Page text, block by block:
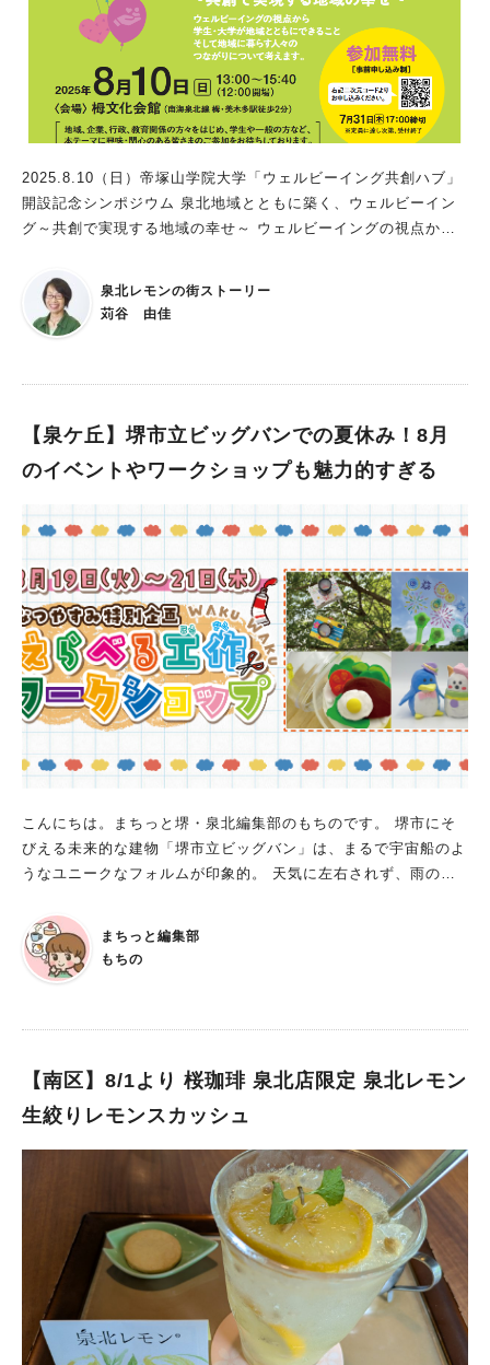
館してしまう前に、見学するチャンスです。 赤ちゃんや子ども
と一緒にコンサートを楽しめる、というのも嬉しい経験になるで
てくださいね。 ※写真は主催者提供
2025.8.10（日）帝塚山学院大学「ウェルビーイング共創ハブ」
開設記念シンポジウム 泉北地域とともに築く、ウェルビーイン
グ～共創で実現する地域の幸せ～ ウェルビーイングの視点から
人々のつながりについて考えるシンポジウムです。 ◎地域、企
業、行政、教育関係の方々をはじめ、学生や一般の方など、 本
テーマに興味・関心のある皆さまは、ぜひ、ご参加ください。
ますが、【8/9（土）17:00まで申し込みが可能】です。 帝塚山
区晴美台4-2-2（社会連携機構内） TEL.072-247-4567 Mail：os
oc@tezuka-gu.ac.jp 帝塚山学院大学では「ウェルビーイング共
創ハブ」が4月に誕生 以前より泉北の魅力を強化する泉北レモン
🄬プロジェクトとして、泉北レモンの街ストーリーの活動にご賛
同いただき、泉北レモン🄬を使用して、さまざまな取り組みをし
てくださっています。 ウェルビーイング共創ハブが誕生したこ
とで、さらに地域の絆を育み、温かく心地よい地域のつながりを
考え、地域の安泰につながることが大きく期待できます。
泉北レモンの街ストーリー
苅谷 由佳
【泉ケ丘】堺市立ビッグバンでの夏休み！8月
のイベントやワークショップも魅力的すぎる
こんにちは。まちっと堺・泉北編集部のもちのです。 堺市にそ
びえる未来的な建物「堺市立ビッグバン」は、まるで宇宙船のよ
うなユニークなフォルムが印象的。 天気に左右されず、雨の日
月の夏休み期間中には、ビッグバンならではの創造的なイベント
やワークショップが多数開催予定。 家族みんなで楽しめる体験
が盛りだくさんなので、まとめてご紹介します！ 全館企画展「-
合は翌火曜日）※夏休み期間は月曜日も開館 ※その他休館日はビ
1,100円、小・中学生800円、幼児（3歳以上）600円、幼児（3
歳未満）無料 この夏、堺市立ビッグバンでは、館全体を使った
特別企画展「–日本地図っておもろいやん– ええやん！発見MA
学べる体験がいっぱいです。 1階のミュージアムショップでは、
地図にまつわるおもちゃやグッズが勢ぞろい。 地理がもっと身
近になるアイテムが見つかるかも？ 夏休み限定の工作ワークシ
ョップでは、6種類のクラフトから自分で選んで作ることが可
能。 館内全体で、日本地図の魅力を感じられるイベントになっ
ています。 夏もワークショップ盛りだくさん！ 開催日当日、1
まちっと編集部
もちの
【南区】8/1より 桜珈琲 泉北店限定 泉北レモン
生絞りレモンスカッシュ